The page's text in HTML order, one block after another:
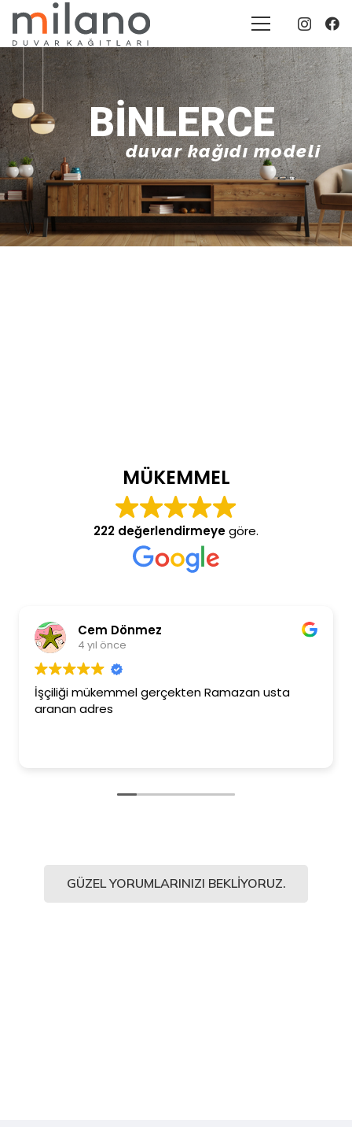
20+
yıllık tecrübe
MÜKEMMEL
222 değerlendirmeyegöre.
Cem Dönmez
4 yıl önce
İşçiliği mükemmel gerçekten Ramazan usta
aranan adres
GÜZEL YORUMLARINIZI BEKLIYORUZ.